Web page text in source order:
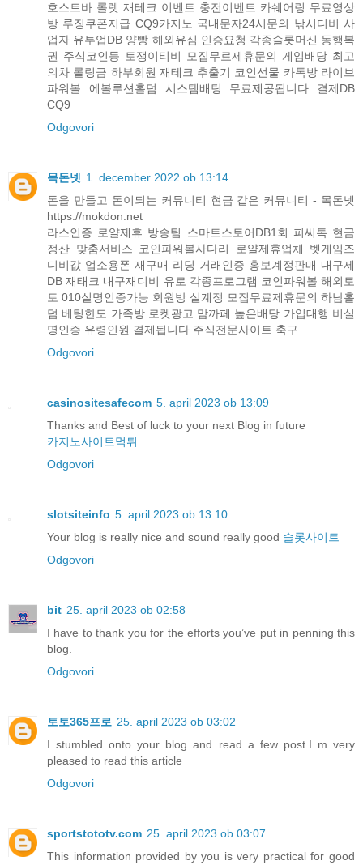
호스트바 롤렛 재테크 이벤트 충전이벤트 카쉐어링 무료영상
방 루징쿠폰지급 CQ9카지노 국내문자24시문의 낚시디비 사
업자 유투업DB 양빵 해외유심 인증요청 각종슬롯머신 동행복
권 주식코인등 토쟁이티비 모집무료제휴문의 게임배당 최고
의차 롤링금 하부회원 재테크 추출기 코인선물 카톡방 라이브
파워볼 에볼루션홀덤 시스템배팅 무료제공됩니다 결제DB
CQ9
Odgovori
목돈넷 1. december 2022 ob 13:14
돈을 만들고 돈이되는 커뮤니티 현금 같은 커뮤니티 - 목돈넷
https://mokdon.net
라스인증 로얄제휴 방송팀 스마트스토어DB1회 피씨톡 현금
정산 맞춤서비스 코인파워볼사다리 로얄제휴업체 벳게임즈
디비값 업소용폰 재구매 리딩 거래인증 홍보계정판매 내구제
DB 재태크 내구재디비 유로 각종프로그램 코인파워볼 해외토
토 010실명인증가능 회원방 실계정 모집무료제휴문의 하남홀
덤 베팅한도 가족방 로켓광고 맘까페 높은배당 가입대행 비실
명인증 유령인원 결제됩니다 주식전문사이트 축구
Odgovori
casinositesafecom 5. april 2023 ob 13:09
Thanks and Best of luck to your next Blog in future
카지노사이트먹튀
Odgovori
slotsiteinfo 5. april 2023 ob 13:10
Your blog is really nice and sound really good 슬롯사이트
Odgovori
bit 25. april 2023 ob 02:58
I have to thank you for the efforts you’ve put in penning this
blog.
Odgovori
토토365프로 25. april 2023 ob 03:02
I stumbled onto your blog and read a few post.I m very
pleased to read this article
Odgovori
sportstototv.com 25. april 2023 ob 03:07
This information provided by you is very practical for good